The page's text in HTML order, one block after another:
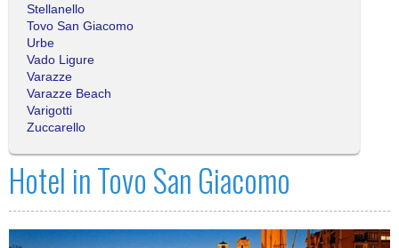
Stellanello
Tovo San Giacomo
Urbe
Vado Ligure
Varazze
Varazze Beach
Varigotti
Zuccarello
Hotel in Tovo San Giacomo